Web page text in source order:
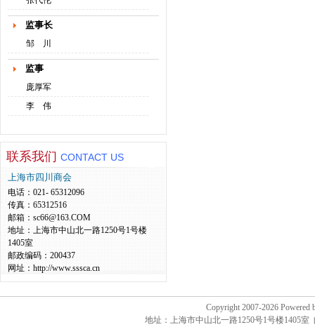
监事长
邹 川
监事
庞厚军
李 伟
联系我们 CONTACT US
上海市四川商会
电话：021- 65312096
传真：65312516
邮箱：sc66@163.COM
地址：上海市中山北一路1250号1号楼
1405室
邮政编码：200437
网址：http://www.sssca.cn
Copyright 2007-2026
地址：上海市中山北一路1250号1号楼1405室